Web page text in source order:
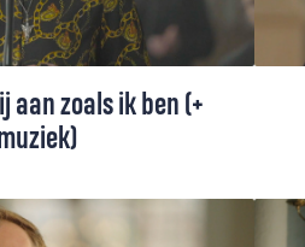
aan zoals ik ben (+
door Carmen
klinkt de diepe oproep